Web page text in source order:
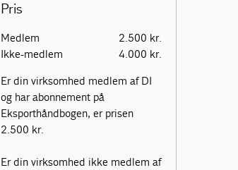
Pris
Medlem
2.500 kr.
Ikke-medlem
4.000 kr.
Er din virksomhed medlem af DI
og har abonnement på
Eksporthåndbogen, er prisen
2.500 kr.
Er din virksomhed ikke medlem af